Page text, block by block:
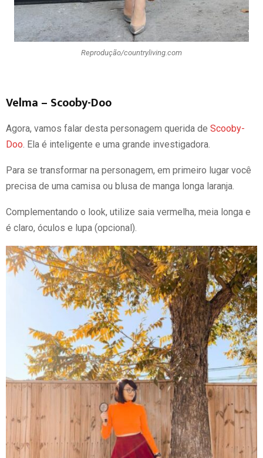
Reprodução/countryliving.com
Velma – Scooby-Doo
Agora, vamos falar desta personagem querida de Scooby-
Doo. Ela é inteligente e uma grande investigadora.
Para se transformar na personagem, em primeiro lugar você
precisa de uma camisa ou blusa de manga longa laranja.
Complementando o look, utilize saia vermelha, meia longa e
é claro, óculos e lupa (opcional).